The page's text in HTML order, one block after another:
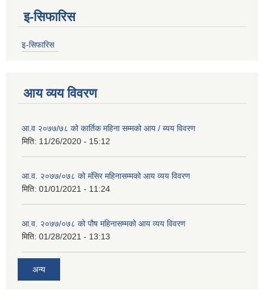
इ-सिफारिस
इ-सिफारिस
आय व्यय विवरण
आ.व २०७७/७८ को कार्तिक महिना सम्मको आय / ब्यय विवरण
मिति: 11/26/2020 - 15:12
आ.व. २०७७/०७८ को मंसिर महिनासम्मको आय व्यय विवरण
मिति: 01/01/2021 - 11:24
आ.व. २०७७/०७८ को पौष महिनासम्मको आय व्यय विवरण
मिति: 01/28/2021 - 13:13
अन्य